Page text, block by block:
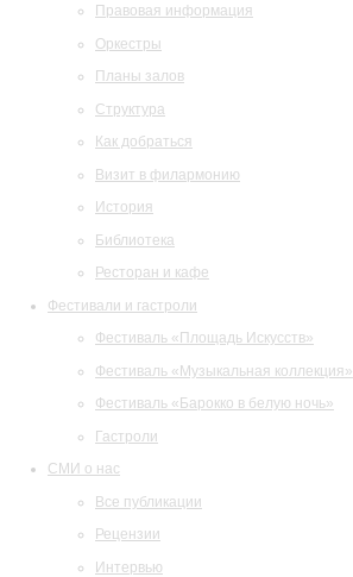
Правовая информация
Оркестры
Планы залов
Структура
Как добраться
Визит в филармонию
История
Библиотека
Ресторан и кафе
Фестивали и гастроли
Фестиваль «Площадь Искусств»
Фестиваль «Музыкальная коллекция»
Фестиваль «Барокко в белую ночь»
Гастроли
СМИ о нас
Все публикации
Рецензии
Интервью